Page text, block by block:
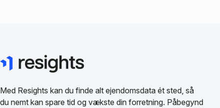
Med Resights kan du finde alt ejendomsdata ét sted, så
du nemt kan spare tid og vækste din forretning. Påbegynd